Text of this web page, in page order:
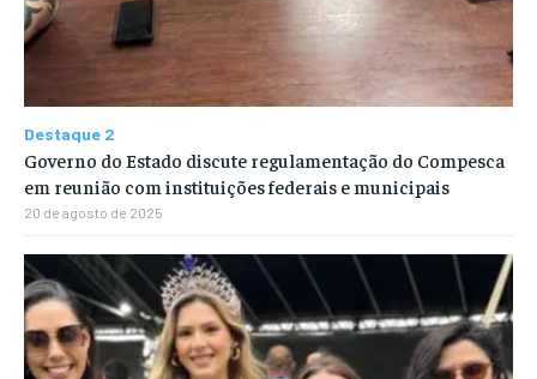
Destaque 2
Governo do Estado discute regulamentação do Compesca
em reunião com instituições federais e municipais
20 de agosto de 2025